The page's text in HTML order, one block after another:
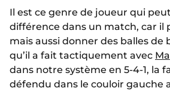
Il est ce genre de joueur qui
différence dans un match, car il
mais aussi donner des balles de
qu’il a fait tactiquement avec
dans notre système en 5-4-1, la
défendu dans le couloir gauche